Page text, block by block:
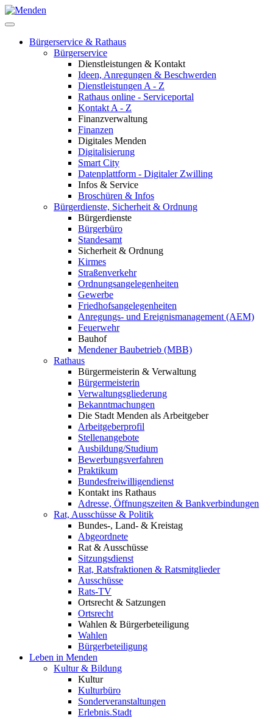
Bürgerservice & Rathaus
Bürgerservice
Dienstleistungen & Kontakt
Ideen, Anregungen & Beschwerden
Dienstleistungen A - Z
Rathaus online - Serviceportal
Kontakt A - Z
Finanzverwaltung
Finanzen
Digitales Menden
Digitalisierung
Smart City
Datenplattform - Digitaler Zwilling
Infos & Service
Broschüren & Infos
Bürgerdienste, Sicherheit & Ordnung
Bürgerdienste
Bürgerbüro
Standesamt
Sicherheit & Ordnung
Kirmes
Straßenverkehr
Ordnungsangelegenheiten
Gewerbe
Friedhofsangelegenheiten
Anregungs- und Ereignismanagement (AEM)
Feuerwehr
Bauhof
Mendener Baubetrieb (MBB)
Rathaus
Bürgermeisterin & Verwaltung
Bürgermeisterin
Verwaltungsgliederung
Bekanntmachungen
Die Stadt Menden als Arbeitgeber
Arbeitgeberprofil
Stellenangebote
Ausbildung/Studium
Bewerbungsverfahren
Praktikum
Bundesfreiwilligendienst
Kontakt ins Rathaus
Adresse, Öffnungszeiten & Bankverbindungen
Rat, Ausschüsse & Politik
Bundes-, Land- & Kreistag
Abgeordnete
Rat & Ausschüsse
Sitzungsdienst
Rat, Ratsfraktionen & Ratsmitglieder
Ausschüsse
Rats-TV
Ortsrecht & Satzungen
Ortsrecht
Wahlen & Bürgerbeteiligung
Wahlen
Bürgerbeteiligung
Leben in Menden
Kultur & Bildung
Kultur
Kulturbüro
Sonderveranstaltungen
Erlebnis.Stadt